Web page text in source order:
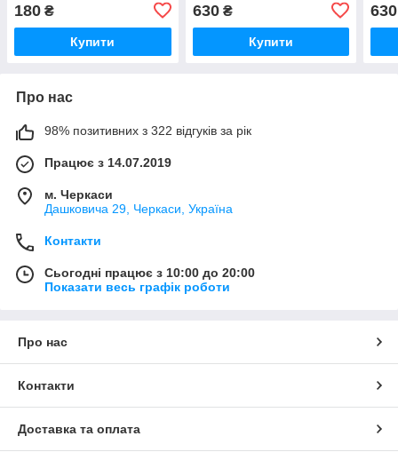
180 ₴
Купити
відпрацьованого чорнила
630₴
Купити
630
Про нас
98% позитивних з 322 відгуків за рік
Працює з 14.07.2019
м. Черкаси
Дашковича 29, Черкаси, Україна
Контакти
Сьогодні працює з 10:00 до 20:00
Показати весь графік роботи
Про нас
Контакти
Доставка та оплата